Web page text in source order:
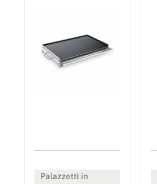
Palazzetti in